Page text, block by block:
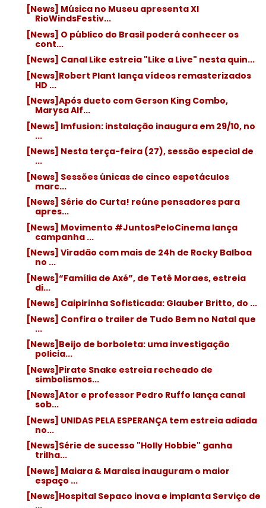
[News] Música no Museu apresenta XI
RioWindsFestiv...
[News] O público do Brasil poderá conhecer os
cont...
[News] Canal Like estreia "Like a Live" nesta quin...
[News]Robert Plant lança vídeos remasterizados
HD ...
[News]Após dueto com Gerson King Combo,
Marysa Alf...
[News] Imfusion: instalação inaugura em 29/10, no
...
[News] Nesta terça-feira (27), sessão especial de
...
[News] Sessões únicas de cinco espetáculos
marc...
[News] Série do Curta! reúne pensadores para
apres...
[News] Movimento #JuntosPeloCinema lança
campanha ...
[News] Viradão com mais de 24h de Rocky Balboa
no ...
[News]“Família de Axé”, de Tetê Moraes, estreia
di...
[News] Caipirinha Sofisticada: Glauber Britto, do ...
[News] Confira o trailer de Tudo Bem no Natal que
...
[News]Beijo de borboleta: uma investigação
policia...
[News]Pirate Snake estreia recheado de
simbolismos...
[News]Ator e professor Pedro Ruffo lança canal
sob...
[News] UNIDAS PELA ESPERANÇA tem estreia adiada
no...
[News]Série de sucesso "Holly Hobbie" ganha
trilha...
[News] Maiara & Maraisa inauguram o maior
espaço ...
[News]Hospital Sepaco inova e implanta Serviço de
...